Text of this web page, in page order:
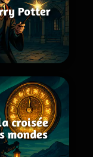
Potter
croisée
mondes